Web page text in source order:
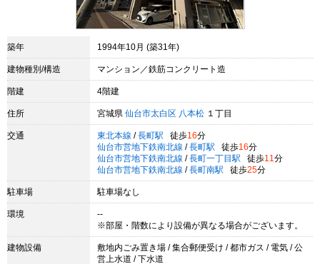
築年 1994年10月 (築31年)
建物種別/構造 マンション／鉄筋コンクリート造
階建 4階建
住所 宮城県 仙台市太白区 八本松 １丁目
交通 東北本線 / 長町駅 徒歩16分
仙台市営地下鉄南北線 / 長町駅 徒歩16分
仙台市営地下鉄南北線 / 長町一丁目駅 徒歩11 分
仙台市営地下鉄南北線 / 長町南駅 徒歩25分
駐車場 駐車場なし
環境
--
※部屋・階数により設備が異なる場合がございます。
建物設備
敷地内ごみ置き場 / 集合郵便受け / 都市ガス / 電気 / 公
営上水道 / 下水道